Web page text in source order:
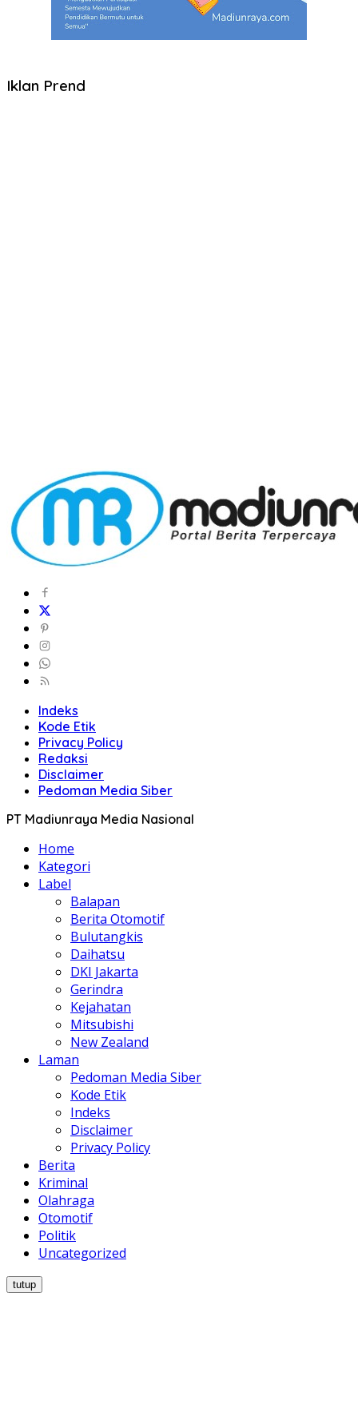
Iklan Prend
Indeks
Kode Etik
Privacy Policy
Redaksi
Disclaimer
Pedoman Media Siber
PT Madiunraya Media Nasional
Home
Kategori
Label
Balapan
Berita Otomotif
Bulutangkis
Daihatsu
DKI Jakarta
Gerindra
Kejahatan
Mitsubishi
New Zealand
Laman
Pedoman Media Siber
Kode Etik
Indeks
Disclaimer
Privacy Policy
Berita
Kriminal
Olahraga
Otomotif
Politik
Uncategorized
tutup